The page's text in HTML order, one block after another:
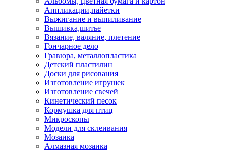
Аппликации,пайетки
Выжигание и выпиливание
Вышивка,шитье
Вязание, валяние, плетение
Гончарное дело
Гравюра, металлопластика
Детский пластилин
Доски для рисования
Изготовление игрушек
Изготовление свечей
Кинетический песок
Кормушка для птиц
Микроскопы
Модели для склеивания
Мозаика
Алмазная мозаика